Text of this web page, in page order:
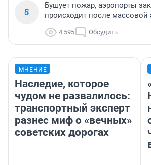
5
Бушует пожар, аэропорты
происходит после массовой
4 595 Обсудить
МНЕНИЕ
Наследие, которое
чудом не развалилось:
транспортный эксперт
разнес миф о «вечных»
советских дорогах